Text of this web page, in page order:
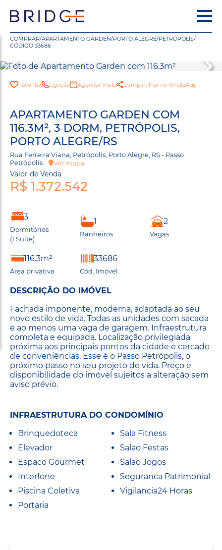
COMPRAR/APARTAMENTO GARDEN/PORTO ALEGRE/PETRÓPOLIS/
CÓDIGO 33686
Favoritar Ligação Agendar Visita Compartilhar no WhatsApp
APARTAMENTO GARDEN COM
116.3M², 3 DORM, PETRÓPOLIS,
PORTO ALEGRE/RS
Rua Ferreira Viana, Petrópolis, Porto Alegre, RS - Passo
Petrópolis
Ver mapa
Valor de Venda
R$ 1.372.542
3
Dormitórios
(1 Suíte)
1
Banheiros
2
Vagas
116.3m²
Área privativa
33686
Cód. Imóvel
DESCRIÇÃO DO IMÓVEL
Fachada imponente, moderna, adaptada ao seu
novo estilo de vida. Todas as unidades com sacada
e ao menos uma vaga de garagem. Infraestrutura
completa e equipada. Localização privilegiada
próxima aos principais pontos da cidade e cercado
de conveniências. Esse é o Passo Petrópolis, o
próximo passo no seu projeto de vida. Preço e
disponibilidade do imóvel sujeitos a alteração sem
aviso prévio.
INFRAESTRUTURA DO CONDOMÍNIO
Brinquedoteca
Elevador
Espaco Gourmet
Interfone
Piscina Coletiva
Portaria
Sala Fitness
Salao Festas
Salao Jogos
Seguranca Patrimonial
Vigilancia24 Horas